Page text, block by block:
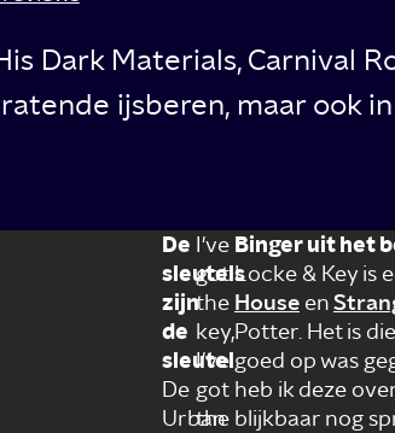
Dark Materials, Carnival
ijsberen, maar ook
De
sleutels
zijn
de
sleutel
De
Urban
I've
got
the
key,
I've
got
the
Binger uit het
Locke & Key is
House en
Potter. Het is
goed op was
heb ik deze
blijkbaar nog